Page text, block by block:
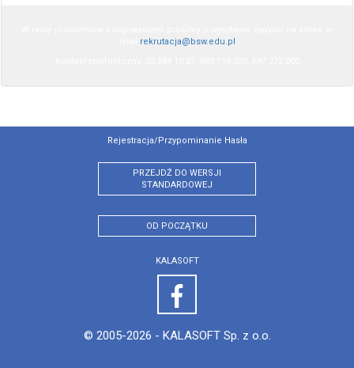
rekrutacja@bsw.edu.pl
Rejestracja/przypominanie Hasła
PRZEJDŹ DO WERSJI
STANDARDOWEJ
OD POCZĄTKU
KALASOFT
© 2005-2026 - KALASOFT Sp. z o.o.